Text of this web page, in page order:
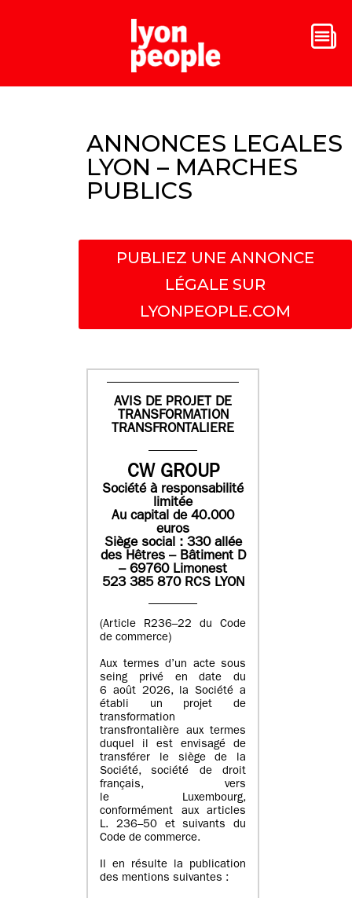
ANNONCES LEGALES
LYON – MARCHES
PUBLICS
PUBLIEZ UNE ANNONCE
LÉGALE SUR
LYONPEOPLE.COM
AVIS DE PROJET DE
TRANSFORMATION
TRANSFRONTALIERE
CW GROUP
Société à responsabilité
limitée
Au capital de 40.000
euros
Siège social : 330 allée
des Hêtres – Bâtiment D
– 69760 Limonest
523 385 870 RCS LYON
(Article R236–22 du Code
de commerce)
Aux termes d’un acte sous
seing privé en date du
6 août 2026, la Société a
établi un projet de
transformation
transfrontalière aux termes
duquel il est envisagé de
transférer le siège de la
Société, société de droit
français, vers
le Luxembourg,
conformément aux articles
L. 236–50 et suivants du
Code de commerce.
Il en résulte la publication
des mentions suivantes :